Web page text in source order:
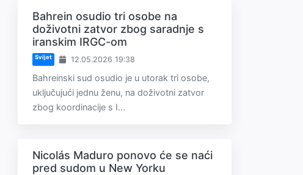
Bahrein osudio tri osobe na
doživotni zatvor zbog saradnje s
iranskim IRGC-om
Svijet 12.05.2026 19:38
Bahreinski sud osudio je u utorak tri osobe,
uključujući jednu ženu, na doživotni zatvor
zbog koordinacije s I...
Nicolás Maduro ponovo će se naći
pred sudom u New Yorku